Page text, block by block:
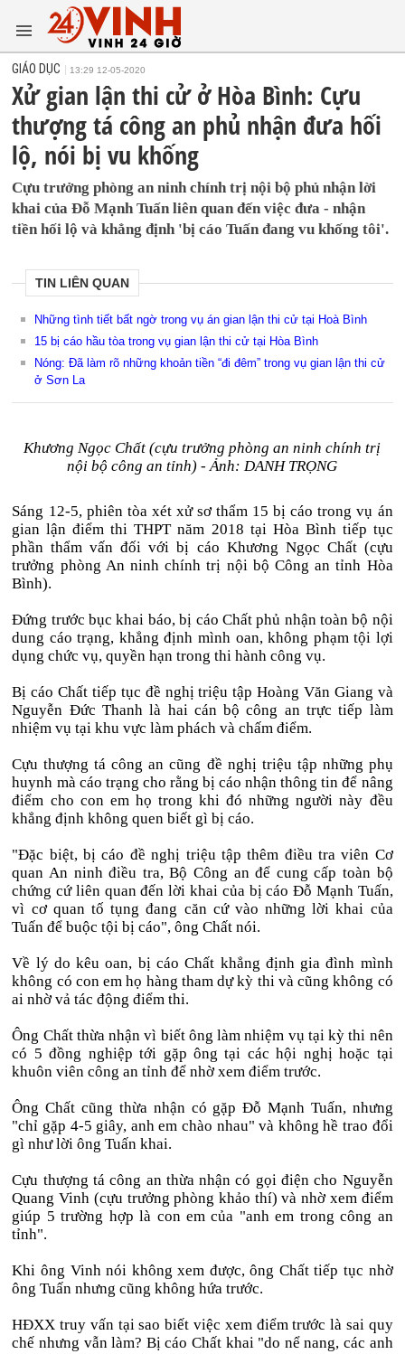
GIÁO DỤC 13:29 12-05-2020
Xử gian lận thi cử ở Hòa Bình: Cựu
thượng tá công an phủ nhận đưa hối
lộ, nói bị vu khống
Cựu trưởng phòng an ninh chính trị nội bộ phủ nhận lời
khai của Đỗ Mạnh Tuấn liên quan đến việc đưa - nhận
tiền hối lộ và khẳng định 'bị cáo Tuấn đang vu khống tôi'.
TIN LIÊN QUAN
Những tình tiết bất ngờ trong vụ án gian lận thi cử tại Hoà Bình
15 bị cáo hầu tòa trong vụ gian lận thi cử tại Hòa Bình
Nóng: Đã làm rõ những khoản tiền “đi đêm” trong vụ gian lận thi cử
ở Sơn La
Khương Ngọc Chất (cựu trưởng phòng an ninh chính trị
nội bộ công an tỉnh) - Ảnh: DANH TRỌNG
Sáng 12-5, phiên tòa xét xử sơ thẩm 15 bị cáo trong vụ án
gian lận điểm thi THPT năm 2018 tại Hòa Bình tiếp tục
phần thẩm vấn đối với bị cáo Khương Ngọc Chất (cựu
trưởng phòng An ninh chính trị nội bộ Công an tỉnh Hòa
Bình).
Đứng trước bục khai báo, bị cáo Chất phủ nhận toàn bộ nội
dung cáo trạng, khẳng định mình oan, không phạm tội lợi
dụng chức vụ, quyền hạn trong thi hành công vụ.
Bị cáo Chất tiếp tục đề nghị triệu tập Hoàng Văn Giang và
Nguyễn Đức Thanh là hai cán bộ công an trực tiếp làm
nhiệm vụ tại khu vực làm phách và chấm điểm.
Cựu thượng tá công an cũng đề nghị triệu tập những phụ
huynh mà cáo trạng cho rằng bị cáo nhận thông tin để nâng
điểm cho con em họ trong khi đó những người này đều
khẳng định không quen biết gì bị cáo.
"Đặc biệt, bị cáo đề nghị triệu tập thêm điều tra viên Cơ
quan An ninh điều tra, Bộ Công an để cung cấp toàn bộ
chứng cứ liên quan đến lời khai của bị cáo Đỗ Mạnh Tuấn,
vì cơ quan tố tụng đang căn cứ vào những lời khai của
Tuấn để buộc tội bị cáo", ông Chất nói.
Về lý do kêu oan, bị cáo Chất khẳng định gia đình mình
không có con em họ hàng tham dự kỳ thi và cũng không có
ai nhờ vả tác động điểm thi.
Ông Chất thừa nhận vì biết ông làm nhiệm vụ tại kỳ thi nên
có 5 đồng nghiệp tới gặp ông tại các hội nghị hoặc tại
khuôn viên công an tỉnh để nhờ xem điểm trước.
Ông Chất cũng thừa nhận có gặp Đỗ Mạnh Tuấn, nhưng
"chỉ gặp 4-5 giây, anh em chào nhau" và không hề trao đổi
gì như lời ông Tuấn khai.
Cựu thượng tá công an thừa nhận có gọi điện cho Nguyễn
Quang Vinh (cựu trưởng phòng khảo thí) và nhờ xem điểm
giúp 5 trường hợp là con em của "anh em trong công an
tỉnh".
Khi ông Vinh nói không xem được, ông Chất tiếp tục nhờ
ông Tuấn nhưng cũng không hứa trước.
HĐXX truy vấn tại sao biết việc xem điểm trước là sai quy
chế nhưng vẫn làm? Bị cáo Chất khai "do nể nang, các anh